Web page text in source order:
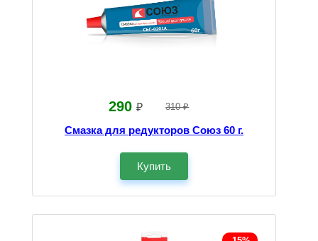
290 ₽ 310 ₽
Смазка для редукторов Союз 60 г.
Купить